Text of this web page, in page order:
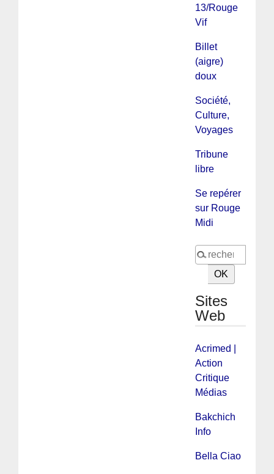
13/Rouge
Vif
Billet
(aigre)
doux
Société,
Culture,
Voyages
Tribune
libre
Se repérer
sur Rouge
Midi
Sites
Web
Acrimed |
Action
Critique
Médias
Bakchich
Info
Bella Ciao